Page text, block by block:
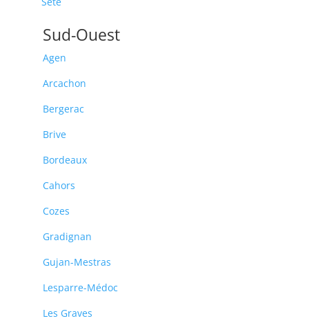
Sud-Ouest
Agen
Arcachon
Bergerac
Brive
Bordeaux
Cahors
Cozes
Gradignan
Gujan-Mestras
Lesparre-Médoc
Les Graves